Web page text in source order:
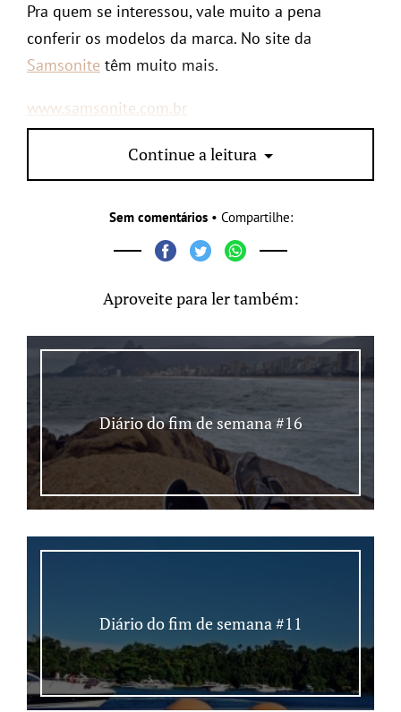
Pra quem se interessou, vale muito a pena
conferir os modelos da marca. No site da
Samsonite têm muito mais.
www.samsonite.com.br
Continue a leitura
Sem comentários• Compartilhe:
Aproveite para ler também:
Diário do fim de semana #16
Diário do fim de semana #11